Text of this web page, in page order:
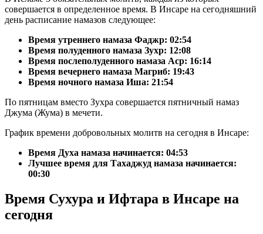
совершается в определенное время. В Инсаре на сегодняшний
день расписание намазов следующее:
Время утреннего намаза Фаджр: 02:54
Время полуденного намаза Зухр: 12:08
Время послеполуденного намаза Аср: 16:14
Время вечернего намаза Магриб: 19:43
Время ночного намаза Иша: 21:54
По пятницам вместо Зухра совершается пятничный намаз
Джума (Жума) в мечети.
График времени добровольных молитв на сегодня в Инсаре:
Время Духа намаза начинается: 04:53
Лучшее время для Тахаджуд намаза начинается:
00:30
Время Сухура и Ифтара в Инсаре на
сегодня